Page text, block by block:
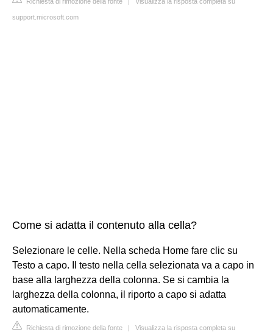
support.microsoft.com
Come si adatta il contenuto alla cella?
Selezionare le celle. Nella scheda Home fare clic su
Testo a capo. Il testo nella cella selezionata va a capo in
base alla larghezza della colonna. Se si cambia la
larghezza della colonna, il riporto a capo si adatta
automaticamente.
Richiesta di rimozione della fonte | Visualizza la risposta completa su